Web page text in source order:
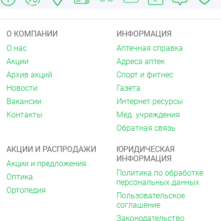
управление машинами и механизмами не
отмечено.
Форма выпуска
Спрей назальный дозированный 140 мкг/доза.
По 15 мл или 20 мл во флакон темного стекла с
дозирующим устройством для распыления,
насадкой для носа и защитным колпачком.
По 1 флакону вместе с инструкцией по применению
Хранение
Хранить при температуре не выше 25 °C.
Хранить в недоступном для детей месте.
Срок годности
О КОМПАНИИ
О нас
Акции
Архив акций
Новости
Вакансии
Контакты
ИНФОРМАЦИЯ
Аптечная справка
Адреса аптек
Спорт и фитнес
Газета
Интернет ресурсы
Мед. учреждения
Обратная связь
АКЦИИ И РАСПРОДАЖИ
Акции и предложения
Оптика
Ортопедия
ЮРИДИЧЕСКАЯ
ИНФОРМАЦИЯ
Политика по обработке
персональных данных
Пользовательское
соглашение
Законодательство